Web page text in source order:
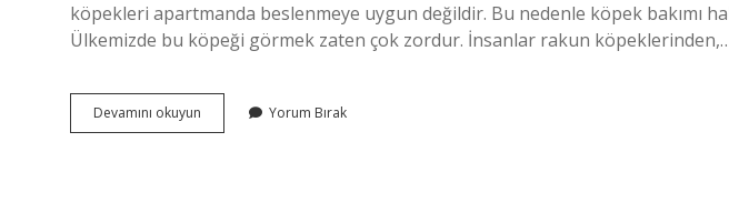
köpekleri apartmanda beslenmeye uygun değildir. Bu nedenle köpek bakımı
Ülkemizde bu köpeği görmek zaten çok zordur. İnsanlar rakun
Devamını okuyun
Evcil
Yorum Bırak